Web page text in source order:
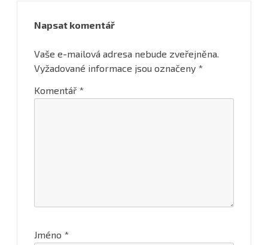
Napsat komentář
Vaše e-mailová adresa nebude zveřejněna.
Vyžadované informace jsou označeny *
Komentář *
Jméno *